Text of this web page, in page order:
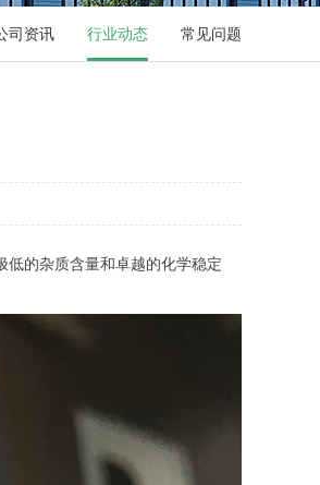
司资讯 行业动态 常见问题
的杂质含量和卓越的化学稳定